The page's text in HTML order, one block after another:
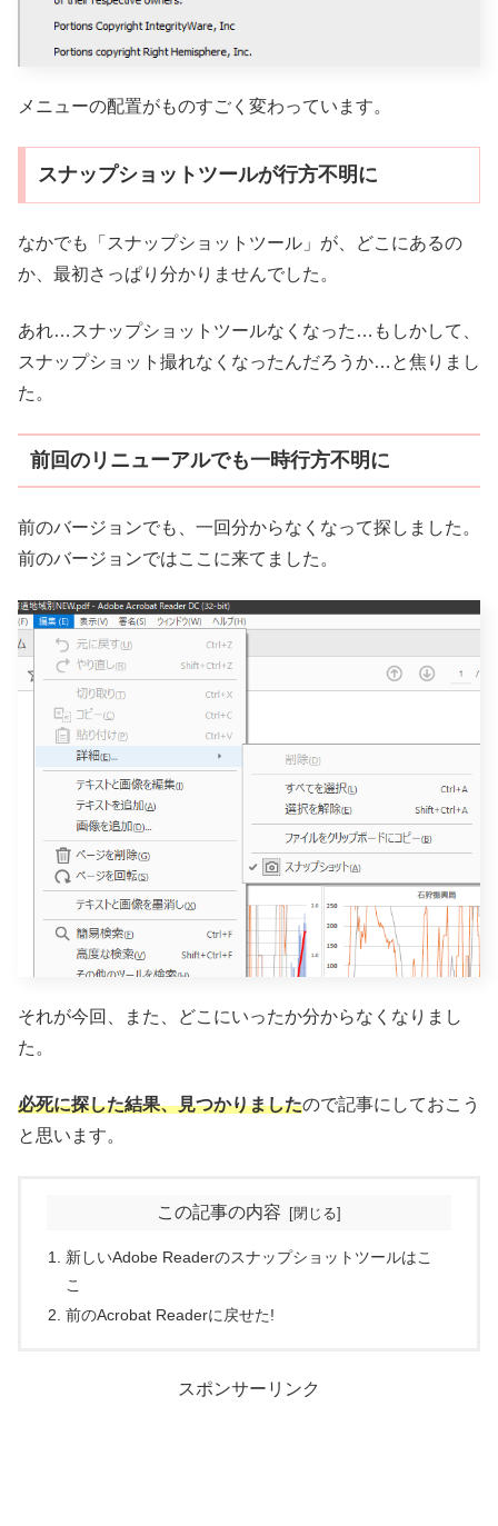
メニューの配置がものすごく変わっています。
スナップショットツールが行方不明に
なかでも「スナップショットツール」が、どこにあるの
か、最初さっぱり分かりませんでした。
あれ…スナップショットツールなくなった…もしかして、
スナップショット撮れなくなったんだろうか…と焦りまし
た。
前回のリニューアルでも一時行方不明に
前のバージョンでも、一回分からなくなって探しました。
前のバージョンではここに来てました。
それが今回、また、どこにいったか分からなくなりまし
た。
必死に探した結果、見つかりましたので記事にしておこう
と思います。
この記事の内容
新しいAdobe Readerのスナップショットツールはこ
こ
前のAcrobat Readerに戻せた!
スポンサーリンク